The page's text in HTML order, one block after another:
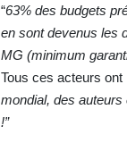
“63% des budgets
en sont devenus les
MG (minimum
Tous ces acteurs ont
mondial, des
!”